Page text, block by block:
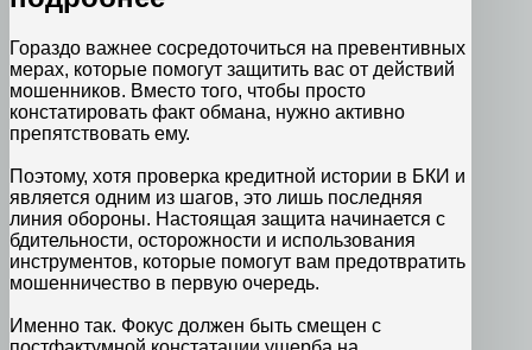
Гораздо важнее сосредоточиться на превентивных
мерах, которые помогут защитить вас от действий
мошенников. Вместо того, чтобы просто
констатировать факт обмана, нужно активно
препятствовать ему.
Поэтому, хотя проверка кредитной истории в БКИ и
является одним из шагов, это лишь последняя
линия обороны. Настоящая защита начинается с
бдительности, осторожности и использования
инструментов, которые помогут вам предотвратить
мошенничество в первую очередь.
Именно так. Фокус должен быть смещен с